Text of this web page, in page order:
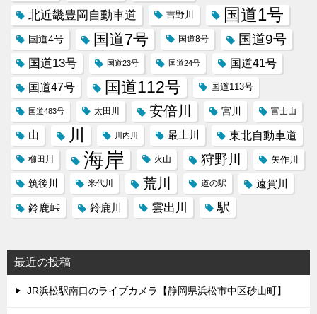
北近畿豊岡自動車道 吉野川 国道1号
国道4号 国道7号 国道8号 国道9号
国道13号 国道23号 国道24号 国道41号
国道47号 国道112号 国道113号
国道483号 太田川 安倍川 宮川 富士山
山 川 川内川 最上川 東北自動車道
櫛田川 海岸 火山 狩野川 矢作川
筑後川 米代川 荒川 道の駅
遠賀川
鈴鹿峠
鈴鹿川 雲出川 駅
最近の投稿
JR浜松駅南口のライブカメラ【静岡県浜松市中区砂山町】